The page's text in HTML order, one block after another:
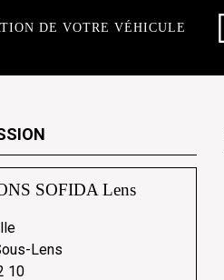
DE VOTRE VÉHICULE
SOFIDA Lens
Lens
10